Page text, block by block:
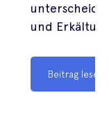
und
Beitrag lesen